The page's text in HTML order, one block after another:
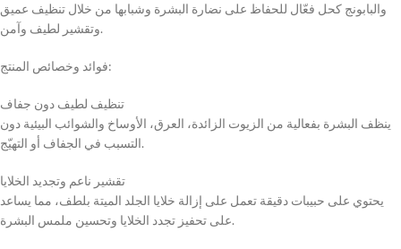
والبابونج كحل فعّال للحفاظ على نضارة البشرة وشبابها من خلال تنظيف عميق
وتقشير لطيف وآمن.
فوائد وخصائص المنتج:
تنظيف لطيف دون جفاف
ينظف البشرة بفعالية من الزيوت الزائدة، العرق، الأوساخ والشوائب البيئية دون
التسبب في الجفاف أو التهيّج.
تقشير ناعم وتجديد الخلايا
يحتوي على حبيبات دقيقة تعمل على إزالة خلايا الجلد الميتة بلطف، مما يساعد
على تحفيز تجدد الخلايا وتحسين ملمس البشرة.